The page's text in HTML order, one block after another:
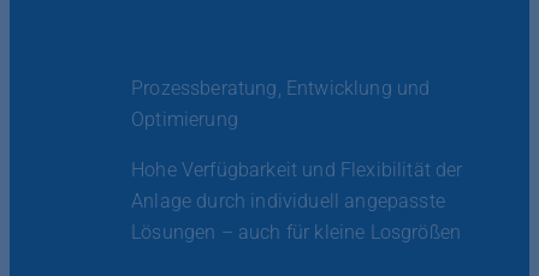
Prozessberatung, Entwicklung und
Optimierung
Hohe Verfügbarkeit und Flexibilität der
Anlage durch individuell angepasste
Lösungen – auch für kleine Losgrößen